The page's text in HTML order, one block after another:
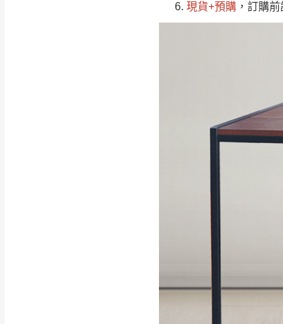
現貨+預購 ，訂購
（洽詢方式
苗栗至基
素，導致
保護物流人
因大型傢
會再與您
由於百貨
若您選擇三聯式
送達，如遇國定